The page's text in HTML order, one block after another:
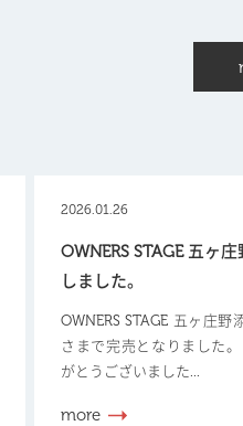
2026.01.26
OWNERS STAGE 五ヶ
しました。
OWNERS STAGE 五ヶ庄野
さまで完売となりました
がとうございました...
more